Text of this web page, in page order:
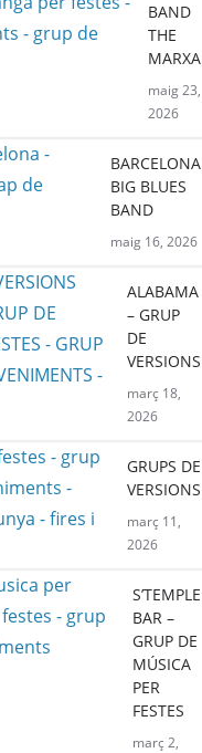
BAND
THE
MARXA
maig 23,
2026
BARCELONA
BIG BLUES
BAND
maig 16, 2026
ALABAMA
– GRUP
DE
VERSIONS
març 18,
2026
GRUPS DE
VERSIONS
març 11,
2026
S’TEMPLE
BAR –
GRUP DE
MÚSICA
PER
FESTES
març 2,